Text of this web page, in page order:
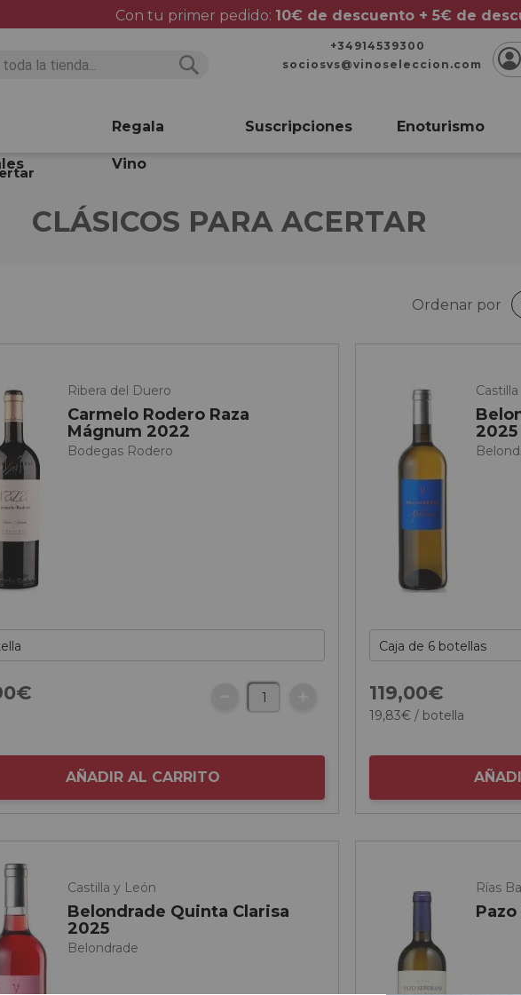
Con tu primer pedido: 10€ de descuento + 5€ de
+34914539300
sociosvs@vinoseleccion.com
Regala
Vino
Suscripciones Enoturismo
CLÁSICOS PARA ACERTAR
Ordenar por
Ribera del Duero
Carmelo Rodero Raza
Mágnum 2022
Bodegas Rodero
€
AÑADIR AL CARRITO
Castilla
2025
119,00€
19,83€ / botella
Castilla y León
Belondrade Quinta Clarisa
2025
Belondrade
Rías